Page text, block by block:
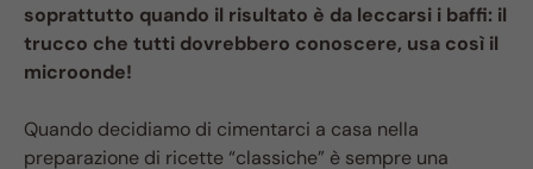
soprattutto quando il risultato è da leccarsi i baffi: il
trucco che tutti dovrebbero conoscere, usa così il
microonde!
Quando decidiamo di cimentarci a casa nella
preparazione di ricette “classiche” è sempre una